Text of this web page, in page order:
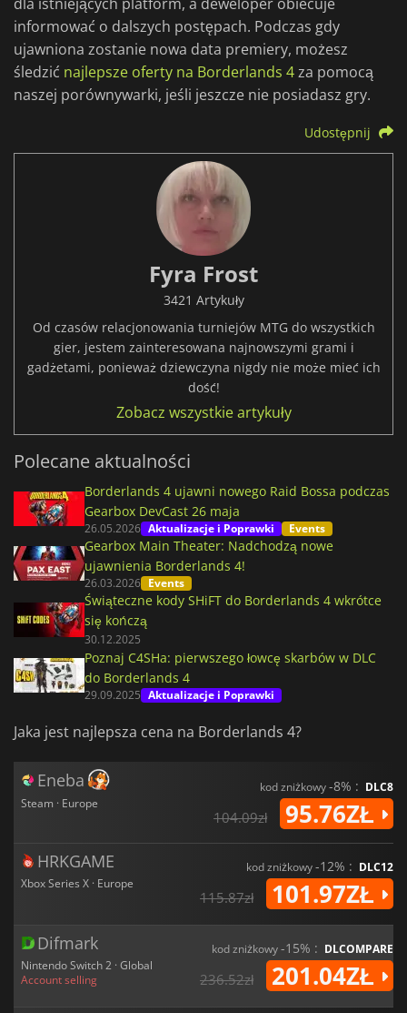
informować o dalszych postępach. Podczas gdy
ujawniona zostanie nowa data premiery, możesz
śledzić najlepsze oferty na Borderlands 4za pomocą
naszej porównywarki, jeśli jeszcze nie posiadasz gry.
Udostępnij
Fyra Frost
3421 Artykuły
Od czasów relacjonowania turniejów MTG do wszystkich
gier, jestem zainteresowana najnowszymi grami i
gadżetami, ponieważ dziewczyna nigdy nie może mieć ich
dość!
Zobacz wszystkie artykuły
Polecane aktualności
Borderlands 4 ujawni nowego Raid Bossa podczas
Gearbox DevCast 26 maja
26.05.2026 Aktualizacje i Poprawki Events
Gearbox Main Theater: Nadchodzą nowe
ujawnienia Borderlands 4!
26.03.2026 Events
Świąteczne kody SHiFT do Borderlands 4 wkrótce
się kończą
30.12.2025
Poznaj C4SHa: pierwszego łowcę skarbów w DLC
do Borderlands 4
29.09.2025 Aktualizacje i Poprawki
Jaka jest najlepsza cena na Borderlands 4?
Eneba
Steam · Europe
kod zniżkowy-8% : DLC8
104.09zł 95.76ZŁ
HRKGAME
Xbox Series X · Europe
kod zniżkowy-12% : DLC12
115.87zł 101.97ZŁ
Difmark
Nintendo Switch 2 · Global
Account selling
kod zniżkowy-15% : DLCOMPARE
236.52zł 201.04ZŁ